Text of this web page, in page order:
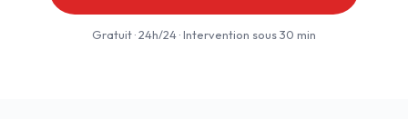
Gratuit · 24h/24 · Intervention sous 30 min